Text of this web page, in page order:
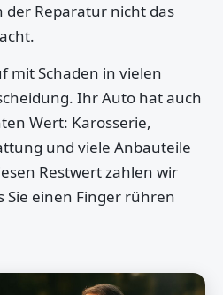
der Reparatur nicht das
mit Schaden in vielen
Ihr Auto hat auch
Wert: Karosserie,
und viele Anbauteile
Restwert zahlen wir
Sie einen Finger rühren